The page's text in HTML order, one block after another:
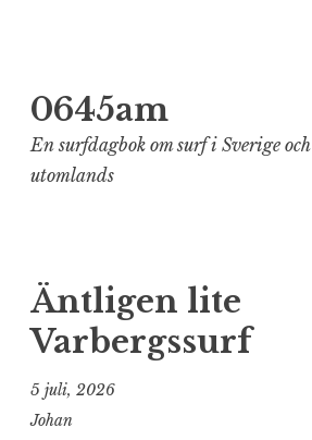
to
content
0645am
En surfdagbok om surf i Sverige och
utomlands
Äntligen lite
Varbergssurf
5 juli, 2026
Johan